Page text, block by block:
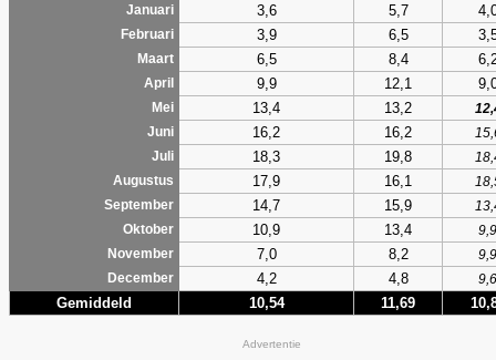
Januari
3,6 5,7
Februari 3,9 6,5
Maart 6,5 8,4
April 9,9 12,1
Mei 13,4 13,2
Juni
16,2 16,2
Juli
18,3 19,8
Augustus
17,9 16,1
September
14,7 15,9
Oktober
10,9 13,4
9,9
November
7,0 8,2
9,9
December
4,2 4,8 9,6
Gemiddeld 10,54 11,69
Advertentie